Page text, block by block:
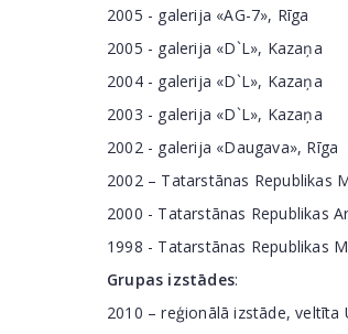
2005 - galerija «AG-7», Rīga
2005 - galerija «D`L», Kazaņa
2004 - galerija «D`L», Kazaņa
2003 - galerija «D`L», Kazaņa
2002 - galerija «Daugava», Rīga
2002 – Tatarstānas Republikas
2000 - Tatarstānas Republikas
1998 - Tatarstānas Republikas
Grupas izstādes:
2010 – reģionālā izstāde, veltīta